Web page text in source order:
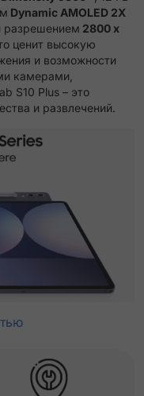
Dynamic AMOLED 2X
разрешением 2800 x
ценит высокую
и возможности
камерами,
S10 Plus – это
и развлечений.